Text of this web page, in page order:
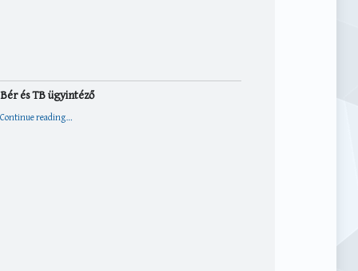
Bér és TB ügyintéző
Continue reading…